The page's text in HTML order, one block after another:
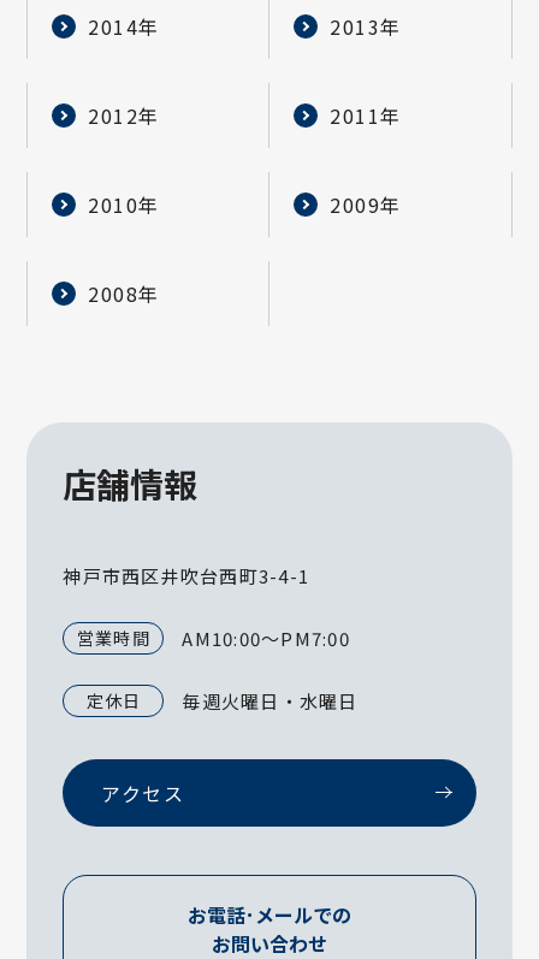
2014年 2013年
2012年 2011年
2010年 2009年
2008年
店舗情報
神戸市西区井吹台西町3-4-1
営業時間 AM10:00～PM7:00
定休日 毎週火曜日・水曜日
アクセス
お電話･メールでの
お問い合わせ